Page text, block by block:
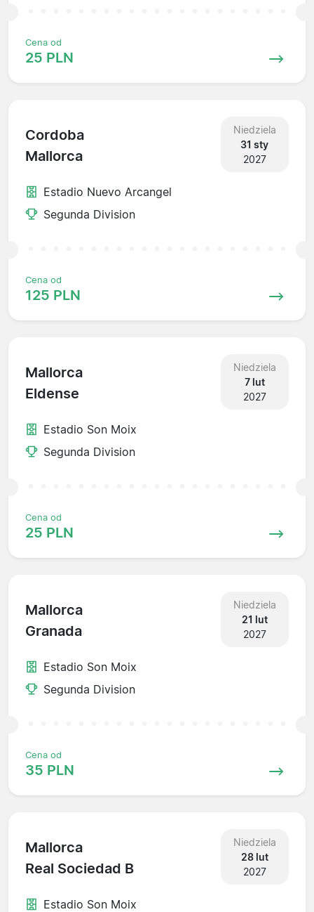
Cena od
25 PLN
Cordoba
Mallorca
Niedziela
31 sty
2027
Estadio Nuevo Arcangel
Segunda Division
Cena od
125 PLN
Mallorca
Eldense
Niedziela
7 lut
2027
Estadio Son Moix
Segunda Division
Cena od
25 PLN
Mallorca
Granada
Niedziela
21 lut
2027
Estadio Son Moix
Segunda Division
Cena od
35 PLN
Mallorca
Real Sociedad B
Niedziela
28 lut
2027
Estadio Son Moix